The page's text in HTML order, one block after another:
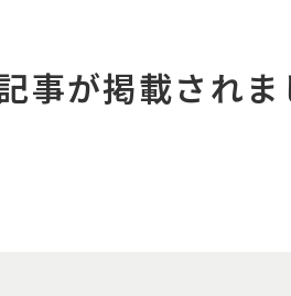
事が掲載されま